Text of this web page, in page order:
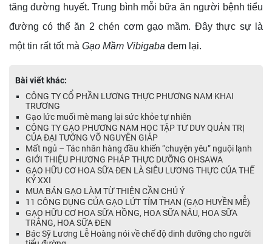
tăng đường huyết. Trung bình mỗi bữa ăn người bệnh tiểu
đường có thể ăn 2 chén cơm gạo mầm. Đây thực sự là
một tin rất tốt mà Gạo Mầm Vibigaba đem lại.
Bài viết khác:
CÔNG TY CỔ PHẦN LƯƠNG THỰC PHƯƠNG NAM KHAI
TRƯƠNG
Gạo lức muối mè mang lại sức khỏe tự nhiên
CÔNG TY GẠO PHƯƠNG NAM HỌC TẬP TƯ DUY QUẢN TRỊ
CỦA ĐẠI TƯỚNG VÕ NGUYÊN GIÁP
Mất ngủ – Tác nhân hàng đầu khiến “chuyện yêu” nguội lạnh
GIỚI THIỆU PHƯƠNG PHÁP THỰC DƯỠNG OHSAWA
GẠO HỮU CƠ HOA SỮA ĐEN LÀ SIÊU LƯƠNG THỰC CỦA THẾ
KỶ XXI
MUA BÁN GẠO LÀM TỪ THIỆN CẦN CHÚ Ý
11 CÔNG DỤNG CỦA GẠO LỨT TÍM THAN (GẠO HUYỀN MỄ)
GẠO HỮU CƠ HOA SỮA HỒNG, HOA SỮA NÂU, HOA SỮA
TRẮNG, HOA SỮA ĐEN
Bác Sỹ Lương Lễ Hoàng nói về chế độ dinh dưỡng cho người